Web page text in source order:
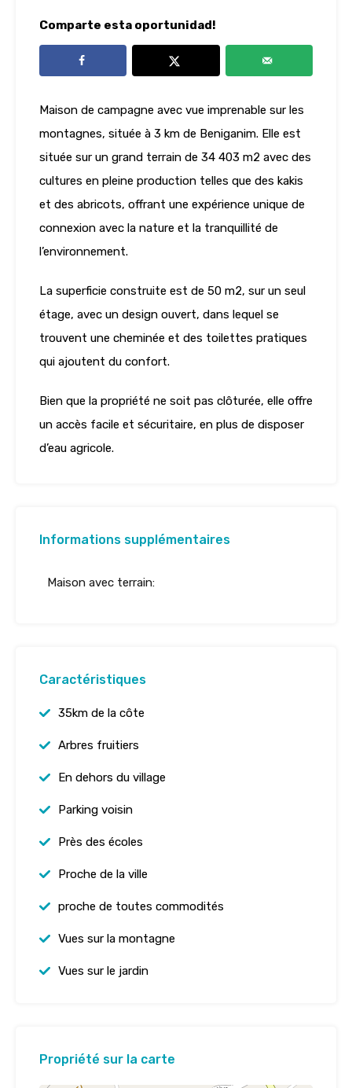
Comparte esta oportunidad!
Maison de campagne avec vue imprenable sur les
montagnes, située à 3 km de Beniganim. Elle est
située sur un grand terrain de 34 403 m2 avec des
cultures en pleine production telles que des kakis
et des abricots, offrant une expérience unique de
connexion avec la nature et la tranquillité de
l’environnement.
La superficie construite est de 50 m2, sur un seul
étage, avec un design ouvert, dans lequel se
trouvent une cheminée et des toilettes pratiques
qui ajoutent du confort.
Bien que la propriété ne soit pas clôturée, elle offre
un accès facile et sécuritaire, en plus de disposer
d’eau agricole.
Informations supplémentaires
Maison avec terrain:
Caractéristiques
35km de la côte
Arbres fruitiers
En dehors du village
Parking voisin
Près des écoles
Proche de la ville
proche de toutes commodités
Vues sur la montagne
Vues sur le jardin
Propriété sur la carte